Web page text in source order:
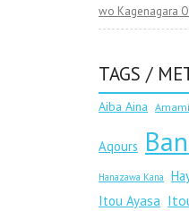
wo Kagenagara
TAGS /
Aiba Aina
Aqours
Hanazawa Kana
Itou Ayasa